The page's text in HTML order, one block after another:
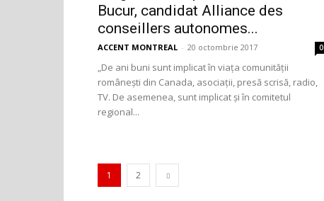
Bucur, candidat Alliance des
conseillers autonomes...
ACCENT MONTREAL - 20 octombrie 2017 0
„De ani buni sunt implicat în viața comunității
românești din Canada, asociații, presă scrisă, radio,
TV. De asemenea, sunt implicat și în comitetul
regional...
1 2